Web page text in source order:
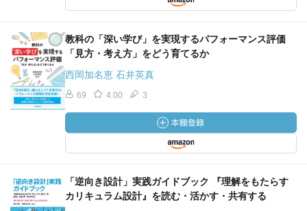
教科の「深い学び」を実現するパフォーマンス評価
「見方・考え方」をどう育てるか
西岡加名恵 石井英真
69 4.00 3
「逆向き設計」実践ガイドブック 『理解をもたらす
カリキュラム設計』を読む・活かす・共有する